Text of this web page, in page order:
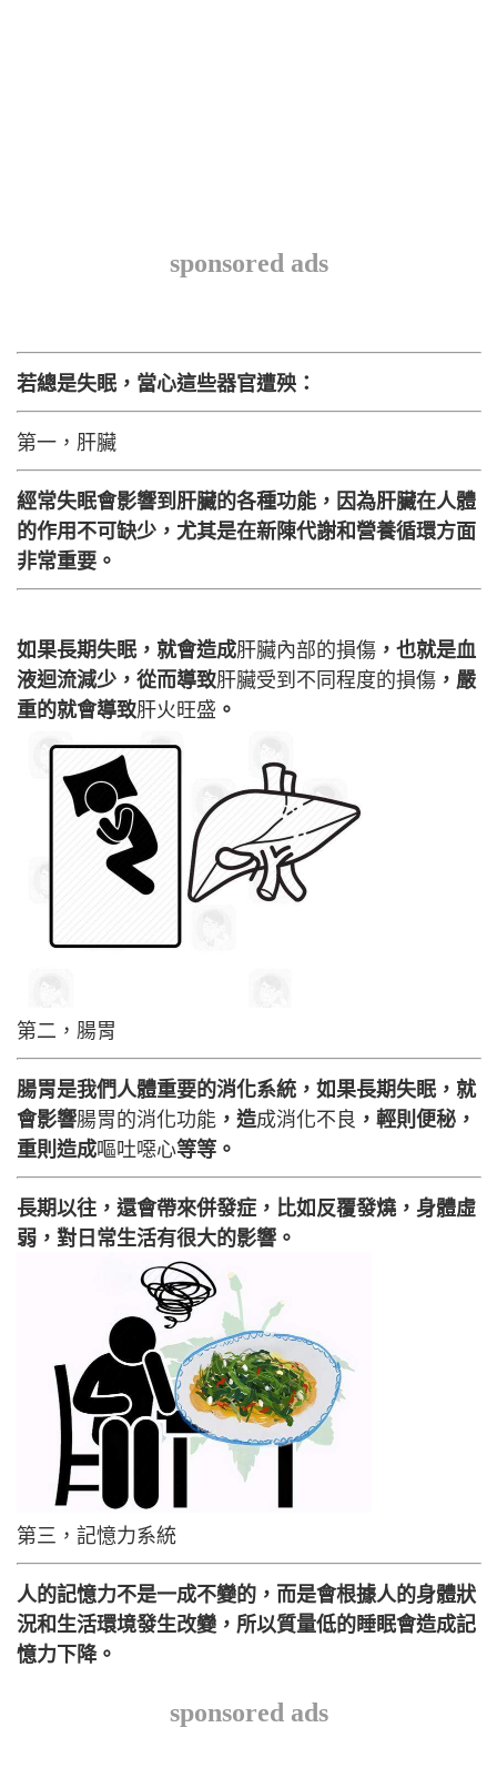
sponsored ads
若總是失眠，當心這些器官遭殃：
第一，肝臟
經常失眠會影響到肝臟的各種功能，因為肝臟在人體
的作用不可缺少，尤其是在新陳代謝和營養循環方面
非常重要。
如果長期失眠，就會造成肝臟內部的損傷，也就是血
液迴流減少，從而導致肝臟受到不同程度的損傷，嚴
重的就會導致肝火旺盛 。
第二，腸胃
腸胃是我們人體重要的消化系統，如果長期失眠，就
會影響腸胃的消化功能，造成消化不良 ，輕則便秘，
重則造成嘔吐噁心等等。
長期以往，還會帶來併發症，比如反覆發燒，身體虛
弱，對日常生活有很大的影響。
第三，記憶力系統
人的記憶力不是一成不變的，而是會根據人的身體狀
況和生活環境發生改變，所以質量低的睡眠會造成記
憶力下降。
sponsored ads